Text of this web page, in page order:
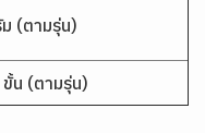
(ตามรุ่น)
น (ตามรุ่น)